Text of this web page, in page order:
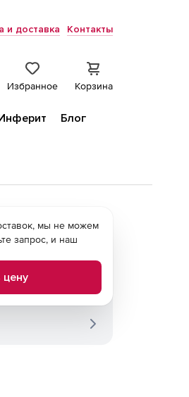
и доставка Контакты
Избранное Корзина
Блог
мы не можем
запрос, и наш
цену